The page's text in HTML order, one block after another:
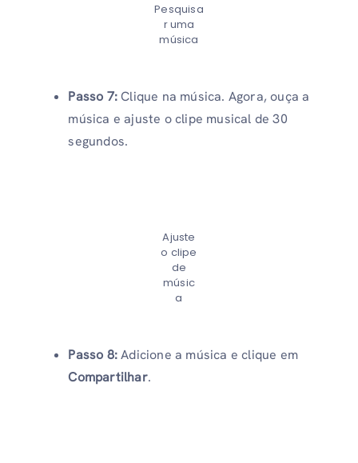
Pesquisa
r uma
música
Passo 7:Clique na música. Agora, ouça a
música e ajuste o clipe musical de 30
segundos.
Ajuste
o clipe
de
músic
a
Passo 8:Adicione a música e clique em
Compartilhar.